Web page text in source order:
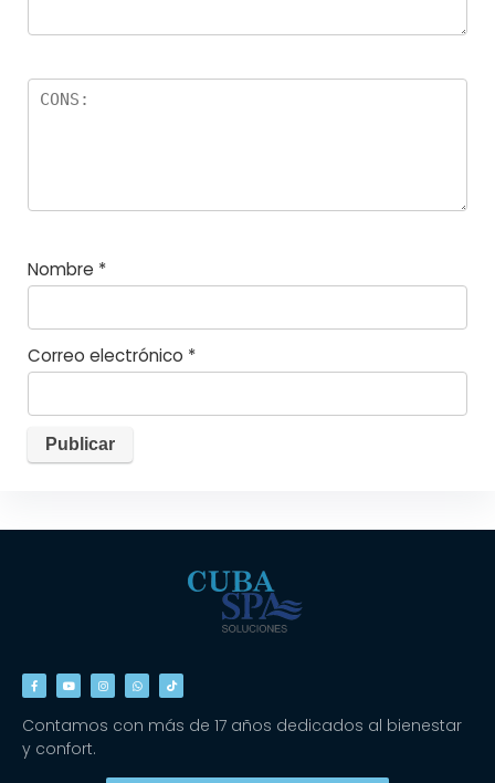
Nombre *
Correo electrónico *
Contamos con más de 17 años dedicados al bienestar
y confort.